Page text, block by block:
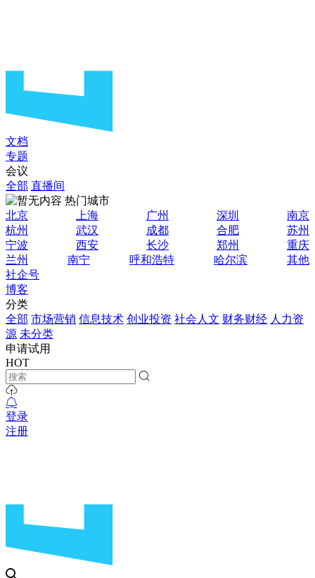
文档
专题
会议
全部 直播间
热门城市
北京
上海 广州 深圳
南京
杭州
武汉 成都 合肥
苏州
宁波
西安 长沙 郑州
重庆
兰州
南宁 呼和浩特 哈尔滨
其他
社企号
博客
分类
全部 市场营销 信息技术 创业投资 社会人文 财务财经 人力资
源 未分类
申请试用
HOT
登录
注册